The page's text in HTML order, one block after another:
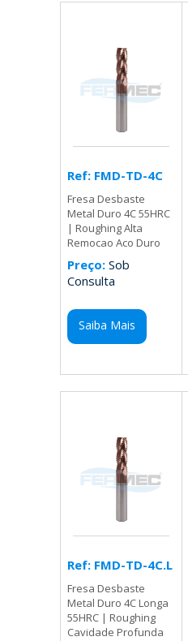
Ref: FMD-TD-4C
Fresa Desbaste
Metal Duro 4C 55HRC
| Roughing Alta
Remocao Aco Duro
Preço: Sob
Consulta
Saiba Mais
Ref: FMD-TD-4C.L
Fresa Desbaste
Metal Duro 4C Longa
55HRC | Roughing
Cavidade Profunda